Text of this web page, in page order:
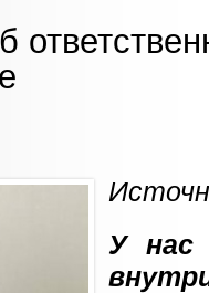
У нас